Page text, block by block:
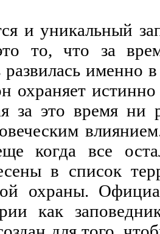
и уникальный
то, что за
развилась именно
охраняет
за это время ни
когда все
в список
охраны.
как